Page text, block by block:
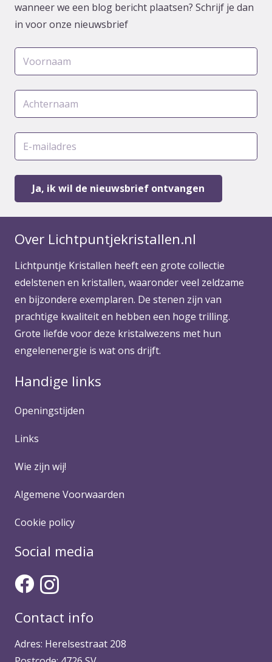
wanneer we een blog bericht plaatsen? Schrijf je dan
in voor onze nieuwsbrief
Over Lichtpuntjekristallen.nl
Lichtpuntje Kristallen heeft een grote collectie
edelstenen en kristallen, waaronder veel zeldzame
en bijzondere exemplaren. De stenen zijn van
prachtige kwaliteit en hebben een hoge trilling.
Grote liefde voor deze kristalwezens met hun
engelenenergie is wat ons drijft.
Handige links
Openingstijden
Links
Wie zijn wij!
Algemene Voorwaarden
Cookie policy
Social media
Contact info
Adres: Herelsestraat 208